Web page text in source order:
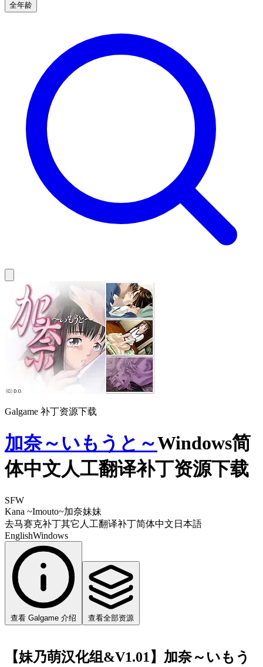
全年龄
Galgame 补丁资源下载
加奈～いもうと～Windows简
体中文人工翻译补丁资源下载
SFW
Kana ~Imouto~加奈妹妹
去马赛克补丁其它 人工翻译补丁简体中文 日本語
EnglishWindows
查看 Galgame 介绍 查看全部资源
【妹乃萌汉化组&V1.01】加奈～いもう